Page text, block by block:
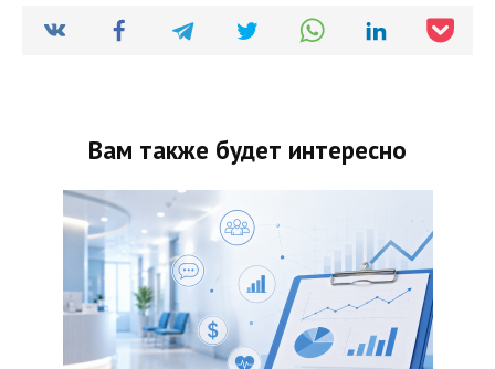
Вам также будет интересно